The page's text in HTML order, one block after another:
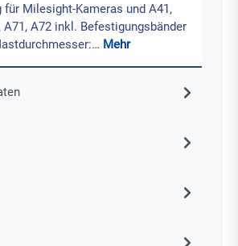
für Milesight-Kameras und A41,
A71, A72 inkl. Befestigungsbänder
Mehr